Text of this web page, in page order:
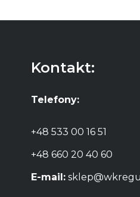
Kontakt:
Telefony:
+48 533 00 16 51
+48 660 20 40 60
E-mail: